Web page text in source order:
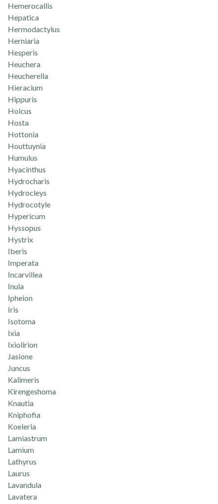
Hemerocallis
Hepatica
Hermodactylus
Herniaria
Hesperis
Heuchera
Heucherella
Hieracium
Hippuris
Holcus
Hosta
Hottonia
Houttuynia
Humulus
Hyacinthus
Hydrocharis
Hydrocleys
Hydrocotyle
Hypericum
Hyssopus
Hystrix
Iberis
Imperata
Incarvillea
Inula
Ipheion
Iris
Isotoma
Ixia
Ixiolirion
Jasione
Juncus
Kalimeris
Kirengeshoma
Knautia
Kniphofia
Koeleria
Lamiastrum
Lamium
Lathyrus
Laurus
Lavandula
Lavatera